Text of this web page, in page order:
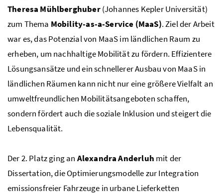
Theresa Mühlberghuber(Johannes Kepler Universität)
zum Thema Mobility-as-a-Service (MaaS). Ziel der Arbeit
war es, das Potenzial von MaaS im ländlichen Raum zu
erheben, um nachhaltige Mobilität zu fördern. Effizientere
Lösungsansätze und ein schnellerer Ausbau von MaaS in
ländlichen Räumen kann nicht nur eine größere Vielfalt an
umweltfreundlichen Mobilitätsangeboten schaffen,
sondern fördert auch die soziale Inklusion und steigert die
Lebensqualität.
Der 2. Platz ging an Alexandra Anderluh mit der
Dissertation, die Optimierungsmodelle zur Integration
emissionsfreier Fahrzeuge in urbane Lieferketten